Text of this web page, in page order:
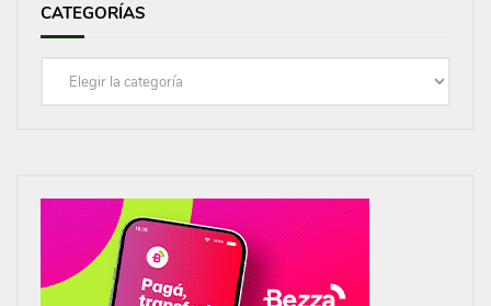
CATEGORÍAS
Categorías